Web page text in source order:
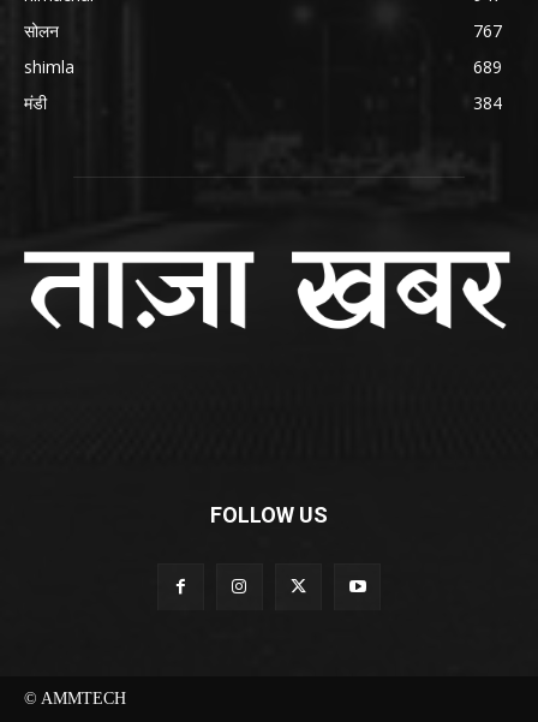
सोलन
767
shimla
689
मंडी
384
FOLLOW US
© AMMTECH